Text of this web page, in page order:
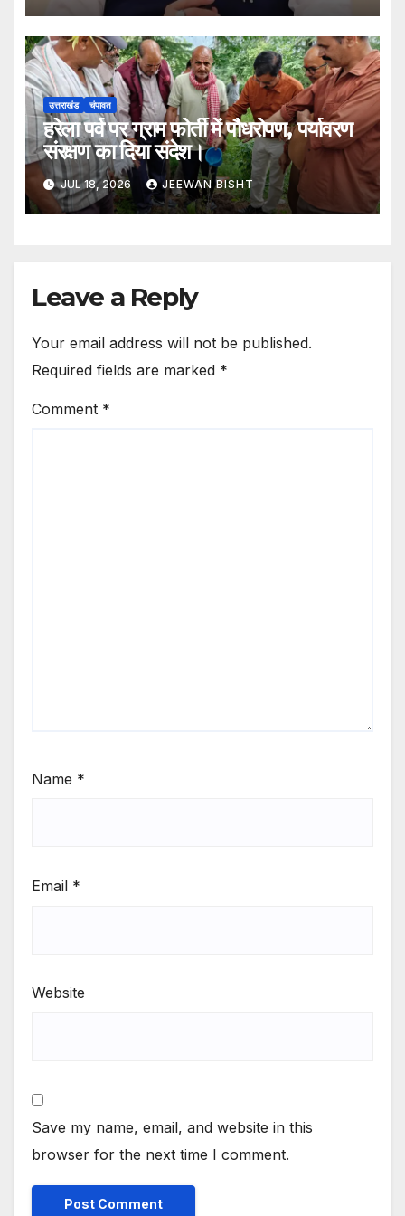
उत्तराखंड चंपावत
हरेला पर्व पर ग्राम फोर्ती में पौधरोपण, पर्यावरण
संरक्षण का दिया संदेश।
JUL 18, 2026 JEEWAN BISHT
Leave a Reply
Your email address will not be published.
Required fields are marked *
Comment *
Name *
Email *
Website
Save my name, email, and website in this
browser for the next time I comment.